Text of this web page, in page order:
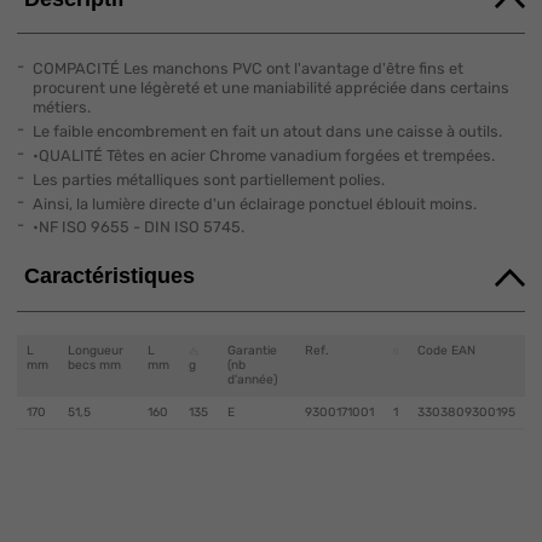
COMPACITÉ Les manchons PVC ont l'avantage d'être fins et
procurent une légèreté et une maniabilité appréciée dans certains
métiers.
Le faible encombrement en fait un atout dans une caisse à outils.
•QUALITÉ Têtes en acier Chrome vanadium forgées et trempées.
Les parties métalliques sont partiellement polies.
Ainsi, la lumière directe d'un éclairage ponctuel éblouit moins.
•NF ISO 9655 - DIN ISO 5745.
Caractéristiques
L
mm
Longueur
becs mm
L
mm
g
Garantie
(nb
d'année)
Ref. Code EAN
170 51,5 160 135 E 9300171001 1 3303809300195